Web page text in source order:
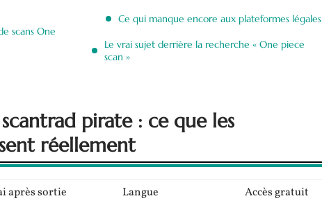
scans One
Ce qui manque encore aux plateformes légales
Le vrai sujet derrière la recherche « One piece
scan »
pirate : ce que les
réellement
après sortie
Langue Accès gratuit